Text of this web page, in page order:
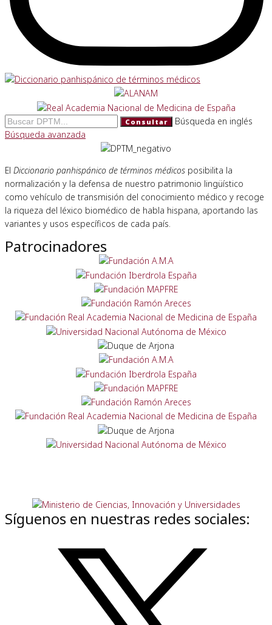
Consultar
Búsqueda en inglés
Búsqueda avanzada
El Diccionario panhispánico de términos médicos posibilita la
normalización y la defensa de nuestro patrimonio lingüístico
como vehículo de transmisión del conocimiento médico y recoge
la riqueza del léxico biomédico de habla hispana, aportando las
variantes y usos específicos de cada país.
Patrocinadores
Síguenos en nuestras redes sociales: